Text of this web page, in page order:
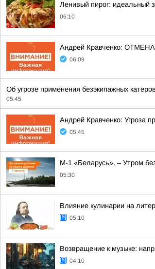
Ленивый пирог: идеальный
06:10
Андрей Кравченко:
06:09
Об угрозе применения безэкипажных
05:45
Андрей Кравченко: Угроза
05:45
М-1 «Беларусь». – Утром
05:30
Влияние кулинарии на
05:10
Возвращение к музыке:
04:10